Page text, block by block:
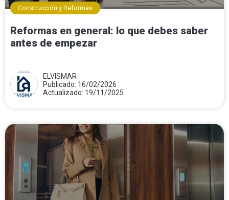
Construcción y Reformas
Reformas en general: lo que debes saber
antes de empezar
ELVISMAR
Publicado: 16/02/2026
Actualizado: 19/11/2025